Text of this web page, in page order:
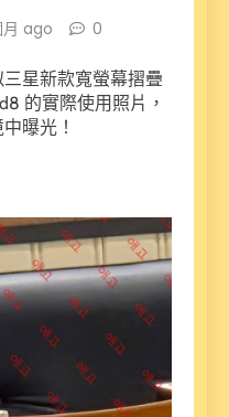
月 ago 0
星新款寬螢幕摺疊
的實際使用照片，
曝光！